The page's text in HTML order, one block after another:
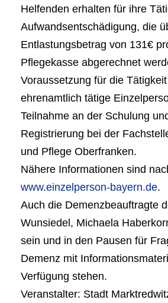
Helfenden erhalten für ihre
Aufwandsentschädigung, die
Entlastungsbetrag von 131€
Pflegekasse abgerechnet
Voraussetzung für die
ehrenamtlich tätige
Teilnahme an der Schulung
Registrierung bei der
und Pflege Oberfranken.
Nähere Informationen sind
www.einzelperson-bayern.de.
Auch die Demenzbeauftragte
Wunsiedel, Michaela
sein und in den Pausen für
Demenz mit
Verfügung stehen.
Veranstalter: Stadt